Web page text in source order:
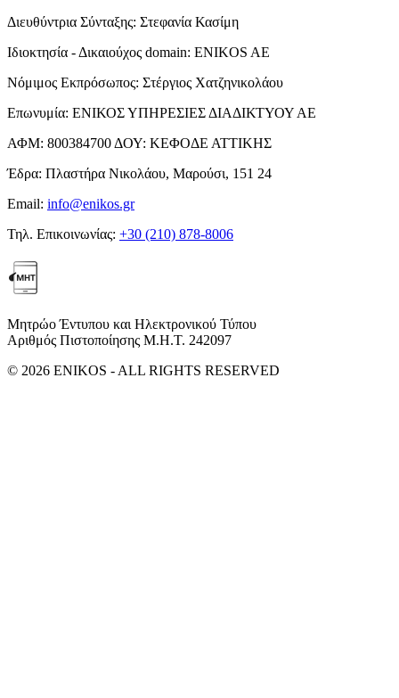
Διευθύντρια Σύνταξης: Στεφανία Κασίμη
Ιδιοκτησία - Δικαιούχος domain: ENIKOS AE
Νόμιμος Εκπρόσωπος: Στέργιος Χατζηνικολάου
Επωνυμία: ΕΝΙΚΟΣ ΥΠΗΡΕΣΙΕΣ ΔΙΑΔΙΚΤΥΟΥ ΑΕ
ΑΦΜ: 800384700 ΔΟΥ: ΚΕΦΟΔΕ ΑΤΤΙΚΗΣ
Έδρα: Πλαστήρα Νικολάου, Μαρούσι, 151 24
Email: info@enikos.gr
Τηλ. Επικοινωνίας: +30 (210) 878-8006
Μητρώο Έντυπου και Ηλεκτρονικού Τύπου
Αριθμός Πιστοποίησης Μ.Η.Τ. 242097
© 2026 ENIKOS - ALL RIGHTS RESERVED